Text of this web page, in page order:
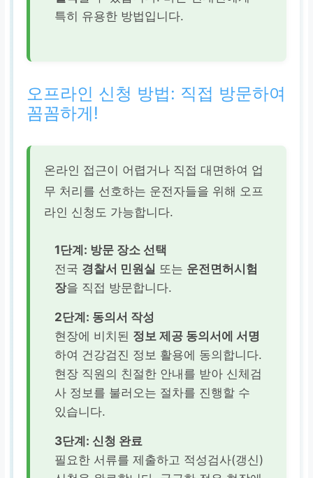
특히 유용한 방법입니다.
오프라인 신청 방법: 직접 방문하여
꼼꼼하게!
온라인 접근이 어렵거나 직접 대면하여 업
무 처리를 선호하는 운전자들을 위해 오프
라인 신청도 가능합니다.
1단계: 방문 장소 선택
전국 경찰서 민원실 또는 운전면허시험
장을 직접 방문합니다.
2단계: 동의서 작성
현장에 비치된 정보 제공 동의서에 서명
하여 건강검진 정보 활용에 동의합니다.
현장 직원의 친절한 안내를 받아 신체검
사 정보를 불러오는 절차를 진행할 수
있습니다.
3단계: 신청 완료
필요한 서류를 제출하고 적성검사(갱신)